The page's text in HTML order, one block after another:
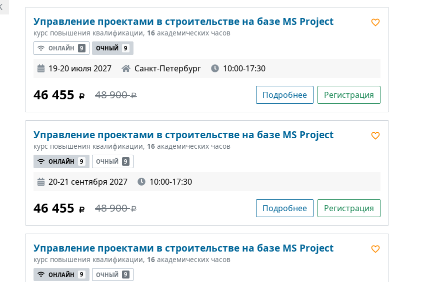
Управление проектами в строительстве на базе MS Project
курс повышения квалификации, 16 академических часов
ОНЛАЙН 9 ОЧНЫЙ 9
19-20 июля 2027 Санкт-Петербург 10:00-17:30
46 455 48 900 Подробнее Регистрация
Управление проектами в строительстве на базе MS Project
курс повышения квалификации, 16 академических часов
ОНЛАЙН 9 ОЧНЫЙ 9
20-21 сентября 2027 10:00-17:30
46 455 48 900 Подробнее Регистрация
Управление проектами в строительстве на базе MS Project
курс повышения квалификации, 16 академических часов
ОНЛАЙН 9 ОЧНЫЙ 9